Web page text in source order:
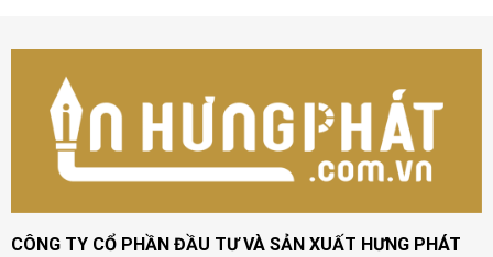
CÔNG TY CỔ PHẦN ĐẦU TƯ VÀ SẢN XUẤT HƯNG PHÁT